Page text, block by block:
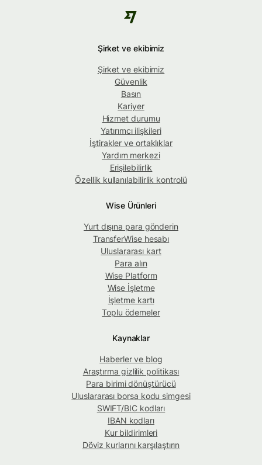
Şirket ve ekibimiz
Şirket ve ekibimiz
Güvenlik
Basın
Kariyer
Hizmet durumu
Yatırımcı ilişkileri
İştirakler ve ortaklıklar
Yardım merkezi
Erişilebilirlik
Özellik kullanılabilirlik kontrolü
Wise Ürünleri
Yurt dışına para gönderin
TransferWise hesabı
Uluslararası kart
Para alın
Wise Platform
Wise İşletme
İşletme kartı
Toplu ödemeler
Kaynaklar
Haberler ve blog
Araştırma gizlilik politikası
Para birimi dönüştürücü
Uluslararası borsa kodu simgesi
SWIFT/BIC kodları
IBAN kodları
Kur bildirimleri
Döviz kurlarını karşılaştırın